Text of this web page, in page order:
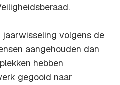
volgens de
aangehouden dan
hebben
gegooid naar